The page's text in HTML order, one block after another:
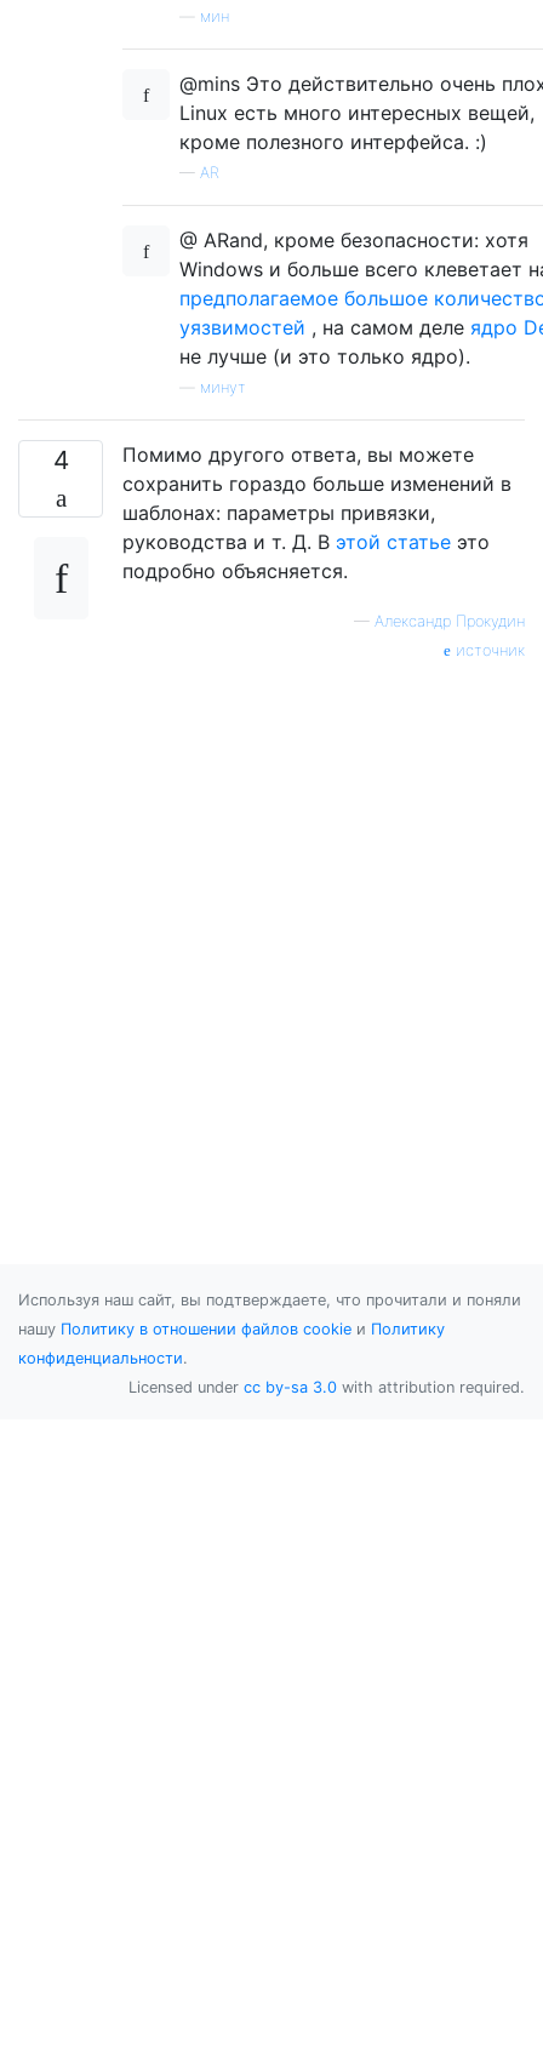
мин
@mins Это действительно очень
Linux есть много интересных вещей,
кроме полезного интерфейса. :)
— AR
@ ARand, кроме безопасности: хотя
Windows и больше всего клеветает
предполагаемое большое
уязвимостей , на самом деле ядро
не лучше (и это только ядро).
минут
4
Помимо другого ответа, вы можете
сохранить гораздо больше изменений в
шаблонах: параметры привязки,
руководства и т. Д. В этой статье это
подробно объясняется.
— Александр Прокудин
источник
Используя наш сайт, вы подтверждаете, что прочитали и поняли
нашу Политику в отношении файлов cookie и Политику
конфиденциальности.
Licensed under cc by-sa 3.0 with attribution required.